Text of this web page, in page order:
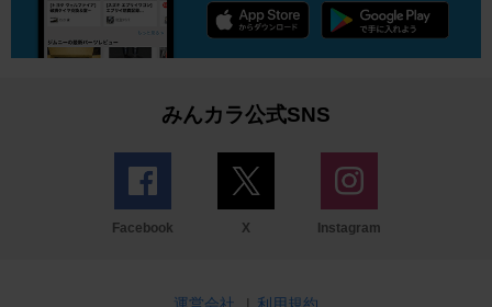
みんカラ公式SNS
Facebook X Instagram